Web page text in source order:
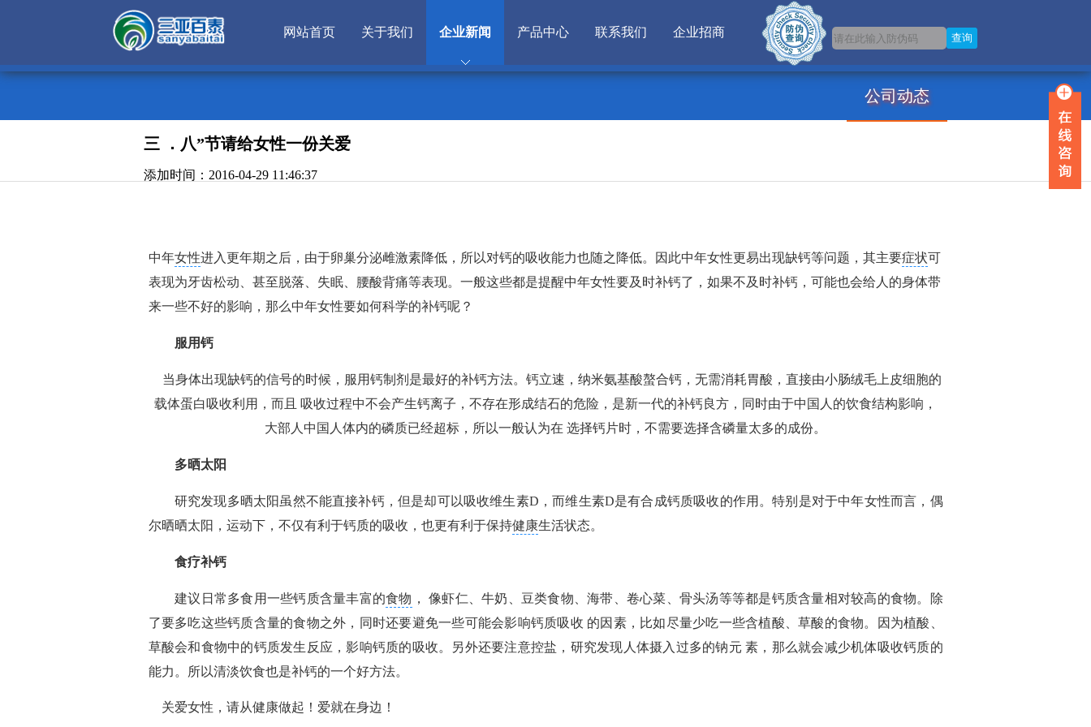
网站首页 关于我们 企业新闻 产品中心 联系我们 企业招商
公司动态
三 ．八”节请给女性一份关爱
添加时间：2016-04-29 11:46:37
中年女性进入更年期之后，由于卵巢分泌雌激素降低，所以对钙的吸收能力也随之降低。因此中年女性更易出现缺钙等问题，其主要症状可
表现为牙齿松动、甚至脱落、失眠、腰酸背痛等表现。一般这些都是提醒中年女性要及时补钙了，如果不及时补钙，可能也会给人的身体带
来一些不好的影响，那么中年女性要如何科学的补钙呢？
服用钙
当身体出现缺钙的信号的时候，服用钙制剂是最好的补钙方法。钙立速，纳米氨基酸螯合钙，无需消耗胃酸，直接由小肠绒毛上皮细胞的
载体蛋白吸收利用，而且 吸收过程中不会产生钙离子，不存在形成结石的危险，是新一代的补钙良方，同时由于中国人的饮食结构影响，
大部人中国人体内的磷质已经超标，所以一般认为在 选择钙片时，不需要选择含磷量太多的成份。
多晒太阳
研究发现多晒太阳虽然不能直接补钙，但是却可以吸收维生素D，而维生素D是有合成钙质吸收的作用。特别是对于中年女性而言，偶
尔晒晒太阳，运动下，不仅有利于钙质的吸收，也更有利于保持健康生活状态。
食疗补钙
建议日常多食用一些钙质含量丰富的食物 ， 像虾仁、牛奶、豆类食物、海带、卷心菜、骨头汤等等都是钙质含量相对较高的食物。除
了要多吃这些钙质含量的食物之外，同时还要避免一些可能会影响钙质吸收 的因素，比如尽量少吃一些含植酸、草酸的食物。因为植酸、
草酸会和食物中的钙质发生反应，影响钙质的吸收。另外还要注意控盐，研究发现人体摄入过多的钠元 素，那么就会减少机体吸收钙质的
能力。所以清淡饮食也是补钙的一个好方法。
关爱女性，请从健康做起！爱就在身边！